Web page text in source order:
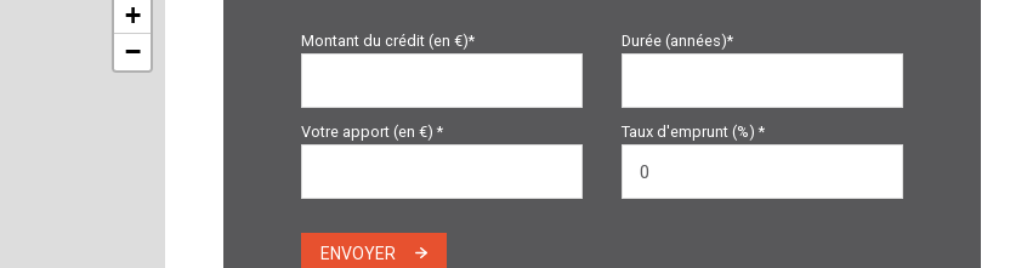
6 m²
+
−
Montant du crédit (en €)* Durée (années)*
Votre apport (en €) * Taux d'emprunt (%) *
ENVOYER